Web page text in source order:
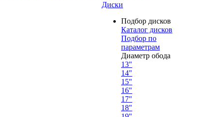
Диски
Подбор дисков
Каталог дисков
Подбор по
параметрам
Диаметр обода
13"
14"
15"
16"
17"
18"